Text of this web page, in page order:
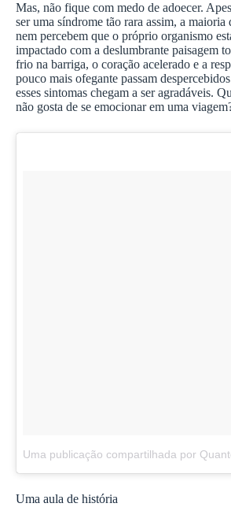
Mas, não fique com medo de adoecer.
ser uma síndrome tão rara assim, a maioria
nem percebem que o próprio organismo
impactado com a deslumbrante paisagem
frio na barriga, o coração acelerado e a
pouco mais ofegante passam
esses sintomas chegam a ser agradáveis.
não gosta de se emocionar em uma
Uma aula de história